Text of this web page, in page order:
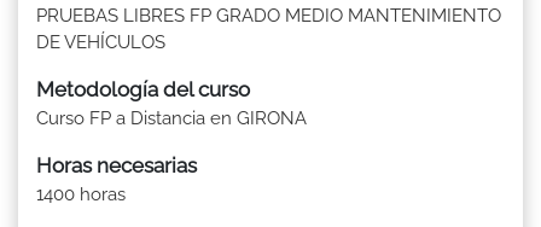
PRUEBAS LIBRES FP GRADO MEDIO MANTENIMIENTO
DE VEHÍCULOS
Metodología del curso
Curso FP a Distancia en GIRONA
Horas necesarias
1400 horas